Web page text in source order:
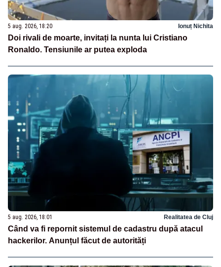
5 aug. 2026, 18:20 Ionuț Nichita
Doi rivali de moarte, invitați la nunta lui Cristiano
Ronaldo. Tensiunile ar putea exploda
5 aug. 2026, 18:01 Realitatea de Cluj
Când va fi repornit sistemul de cadastru după atacul
hackerilor. Anunțul făcut de autorități